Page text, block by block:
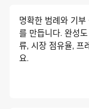
명확한 범례와 기
를 만듭니다. 완성
류, 시장 점유율, 프
요.